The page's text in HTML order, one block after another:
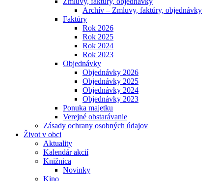
Archív – Zmluvy, faktúry, objednávky
Faktúry
Rok 2026
Rok 2025
Rok 2024
Rok 2023
Objednávky
Objednávky 2026
Objednávky 2025
Objednávky 2024
Objednávky 2023
Ponuka majetku
Verejné obstarávanie
Zásady ochrany osobných údajov
Život v obci
Aktuality
Kalendár akcií
Knižnica
Novinky
Kino